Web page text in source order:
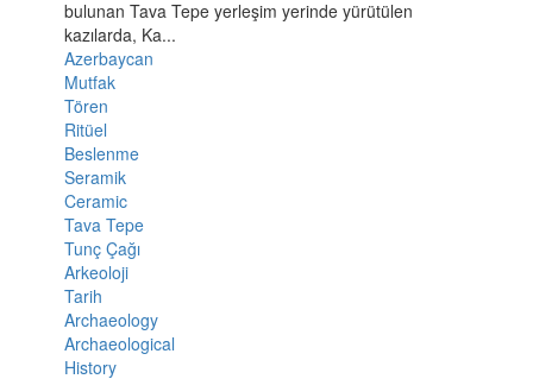
bulunan Tava Tepe yerleşim yerinde yürütülen
kazılarda, Ka...
Azerbaycan
Mutfak
Tören
Ritüel
Beslenme
Seramik
Ceramic
Tava Tepe
Tunç Çağı
Arkeoloji
Tarih
Archaeology
Archaeological
History